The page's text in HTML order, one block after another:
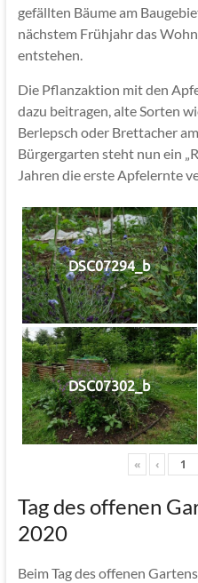
gefällten Bäume am
nächstem Frühjahr das
entstehen.
Die Pflanzaktion mit den
dazu beitragen, alte Sorten
Berlepsch oder Brettacher
Bürgergarten steht nun ein
Jahren die erste Apfelernte
DSC07294_b
DSC07302_b
« ‹
Tag des offenen
2020
Beim Tag des offenen